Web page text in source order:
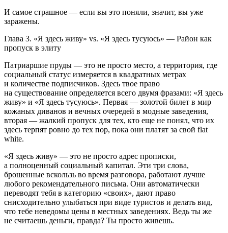
И самое страшное — если вы это поняли, значит, вы уже
заражены.
Глава 3. «Я здесь живу» vs. «Я здесь тусуюсь» — Район как
пропуск в элиту
Патриаршие пруды — это не просто место, а территория, где
социальный статус измеряется в квадратных метрах
и количестве подписчиков. Здесь твое право
на существование определяется всего двумя фразами: «Я здесь
живу» и «Я здесь тусуюсь». Первая — золотой билет в мир
кожаных диванов и вечных очередей в модные заведения,
вторая — жалкий пропуск для тех, кто еще не понял, что их
здесь терпят ровно до тех пор, пока они платят за свой flat
white.
«Я здесь живу» — это не просто адрес прописки,
а полноценный социальный капитал. Эти три слова,
брошенные вскользь во время разговора, работают лучше
любого рекомендательного письма. Они автоматически
переводят тебя в категорию «своих», дают право
снисходительно улыбаться при виде туристов и делать вид,
что тебе неведомы цены в местных заведениях. Ведь ты же
не считаешь деньги, правда? Ты просто живешь.